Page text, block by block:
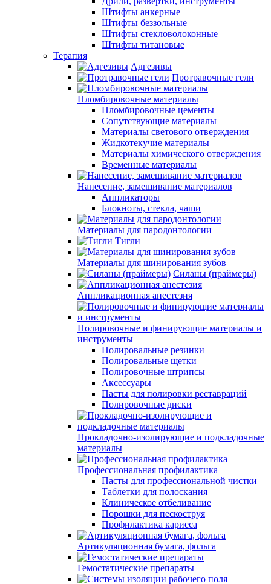
Штифты анкерные
Штифты беззольные
Штифты стекловолоконные
Штифты титановые
Терапия
Адгезивы
Протравочные гели
Пломбировочные материалы
Пломбировочные цементы
Сопутствующие материалы
Материалы светового отверждения
Жидкотекучие материалы
Материалы химического отверждения
Временные материалы
Нанесение, замешивание материалов
Аппликаторы
Блокноты, стекла, чаши
Материалы для пародонтологии
Тигли
Материалы для шинирования зубов
Силаны (праймеры)
Аппликационная анестезия
Полировочные и финирующие материалы и
инструменты
Полировальные резинки
Полировальные щетки
Полировочные штрипсы
Аксессуары
Пасты для полировки реставраций
Полировочные диски
Прокладочно-изолирующие и подкладочные
материалы
Профессиональная профилактика
Пасты для профессиональной чистки
Таблетки для полоскания
Клиническое отбеливание
Порошки для пескоструя
Профилактика кариеса
Артикуляционная бумага, фольга
Гемостатические препараты